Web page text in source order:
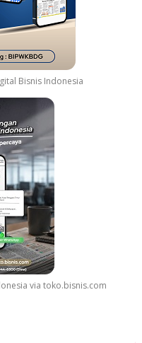
Bisnis Indonesia
via toko.bisnis.com